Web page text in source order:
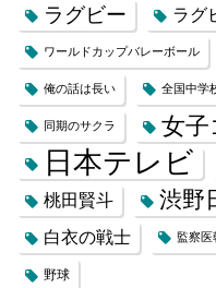
ラグビー ラグ
ワールドカップバレーボール
俺の話は長い 全国中学
同期のサクラ 女子
日本テレビ
桃田賢斗 渋野
白衣の戦士 監察医
野球